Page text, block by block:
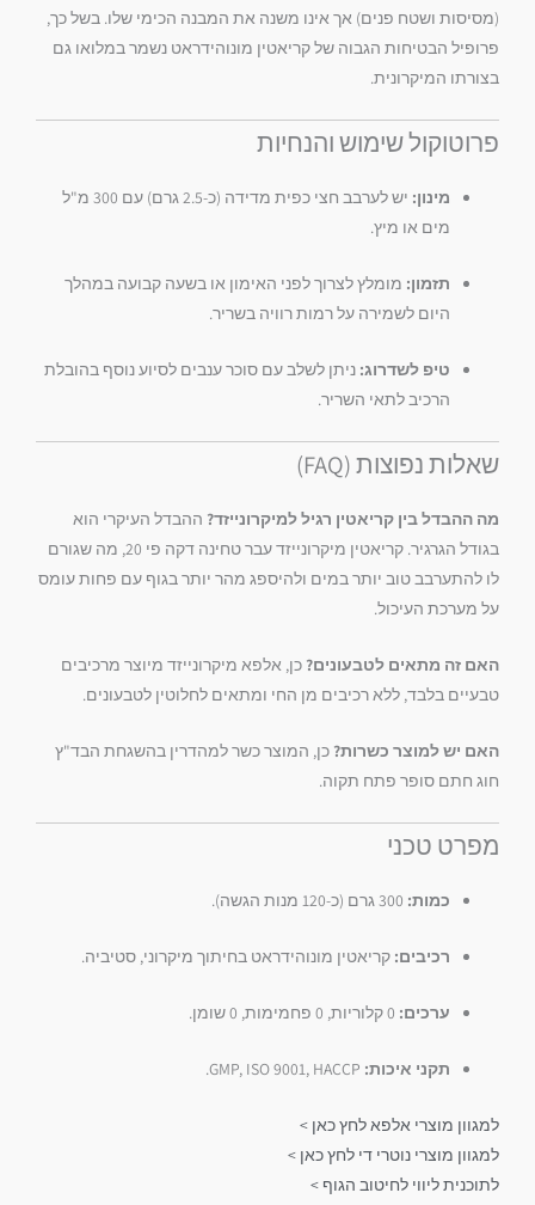
(מסיסות ושטח פנים) אך אינו משנה את המבנה הכימי שלו. בשל כך,
פרופיל הבטיחות הגבוה של קריאטין מונוהידראט נשמר במלואו גם
בצורתו המיקרונית.
פרוטוקול שימוש והנחיות
מינון:
יש לערבב חצי כפית מדידה (כ-2.5 גרם) עם 300 מ"ל
מים או מיץ.
תזמון: מומלץ לצרוך לפני האימון או בשעה קבועה במהלך
היום לשמירה על רמות רוויה בשריר.
טיפ לשדרוג: ניתן לשלב עם סוכר ענבים לסיוע נוסף בהובלת
הרכיב לתאי השריר.
שאלות נפוצות (FAQ)
מה ההבדל בין קריאטין רגיל למיקרונייזד? ההבדל העיקרי הוא
בגודל הגרגיר. קריאטין מיקרונייזד עבר טחינה דקה פי 20, מה שגורם
לו להתערבב טוב יותר במים ולהיספג מהר יותר בגוף עם פחות עומס
על מערכת העיכול.
האם זה מתאים לטבעונים? כן, אלפא מיקרונייזד מיוצר מרכיבים
טבעיים בלבד, ללא רכיבים מן החי ומתאים לחלוטין לטבעונים.
האם יש למוצר כשרות? כן, המוצר כשר למהדרין בהשגחת הבד"ץ
חוג חתם סופר פתח תקוה.
מפרט טכני
כמות:
רכיבים: קריאטין מונוהידראט בחיתוך מיקרוני, סטיביה.
ערכים:
תקני איכות:
למגוון מוצרי אלפא לחץ כאן >
למגוון מוצרי נוטרי די לחץ כאן >
לתוכנית ליווי לחיטוב הגוף >